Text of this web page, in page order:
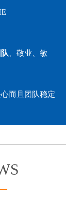
、敬业、敏
而且团队稳定